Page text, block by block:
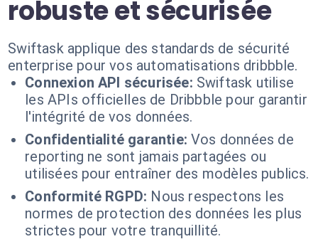
robuste et sécurisée
Swiftask applique des standards de sécurité
enterprise pour vos automatisations dribbble.
Connexion API sécurisée: Swiftask utilise
les APIs officielles de Dribbble pour garantir
l'intégrité de vos données.
Confidentialité garantie: Vos données de
reporting ne sont jamais partagées ou
utilisées pour entraîner des modèles publics.
Conformité RGPD: Nous respectons les
normes de protection des données les plus
strictes pour votre tranquillité.